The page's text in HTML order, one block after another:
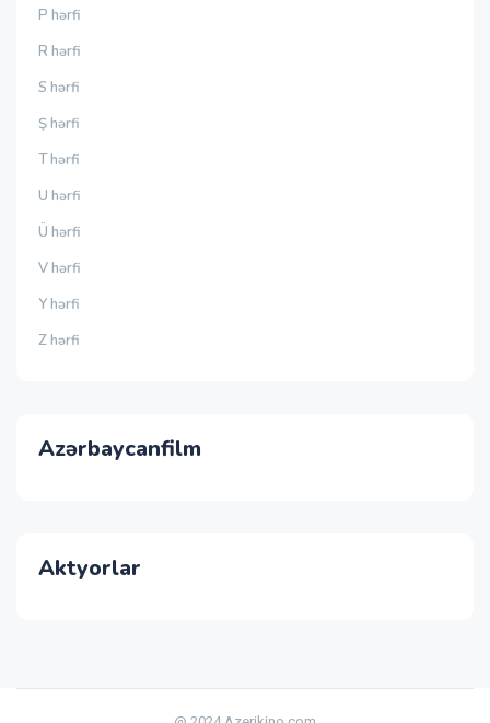
P hərfi
R hərfi
S hərfi
Ş hərfi
T hərfi
U hərfi
Ü hərfi
V hərfi
Y hərfi
Z hərfi
Azərbaycanfilm
Aktyorlar